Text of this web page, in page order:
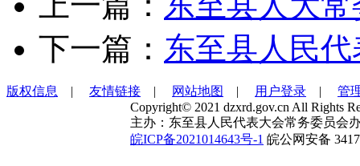
下一篇： 东至县人民
版权信息 | 友情链接 | 网站地图 | 用户登录 | 管
Copyright© 2021 dzxrd.gov.cn All Rights
主办：东至县人民代表大会常务委员会
皖ICP备2021014643号-1 皖公网安备